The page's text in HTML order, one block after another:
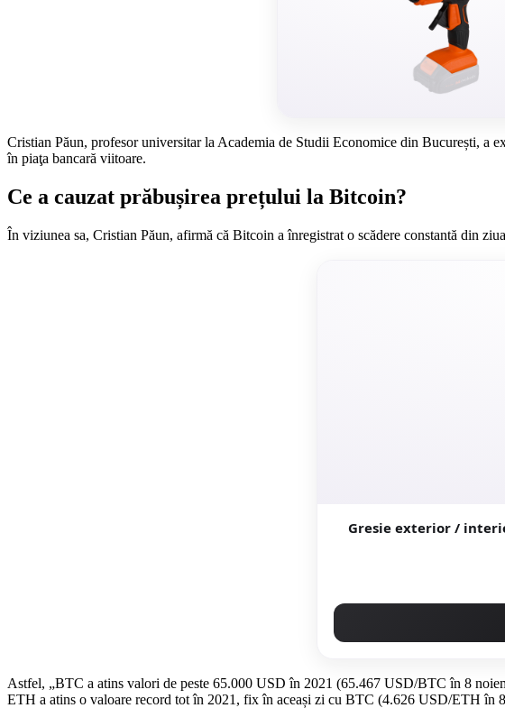
Cristian Păun, profesor universitar la Academia de Studii Economice din București, a
în piaţa bancară viitoare.
Ce a cauzat prăbușirea prețului la Bitcoin?
În viziunea sa, Cristian Păun, afirmă că Bitcoin a înregistrat o scădere constantă din
Gresie exterior / interior
Astfel, „BTC a atins valori de peste 65.000 USD în 2021 (65.467 USD/BTC în 8
ETH a atins o valoare record tot în 2021, fix în aceași zi cu BTC (4.626 USD/ETH în